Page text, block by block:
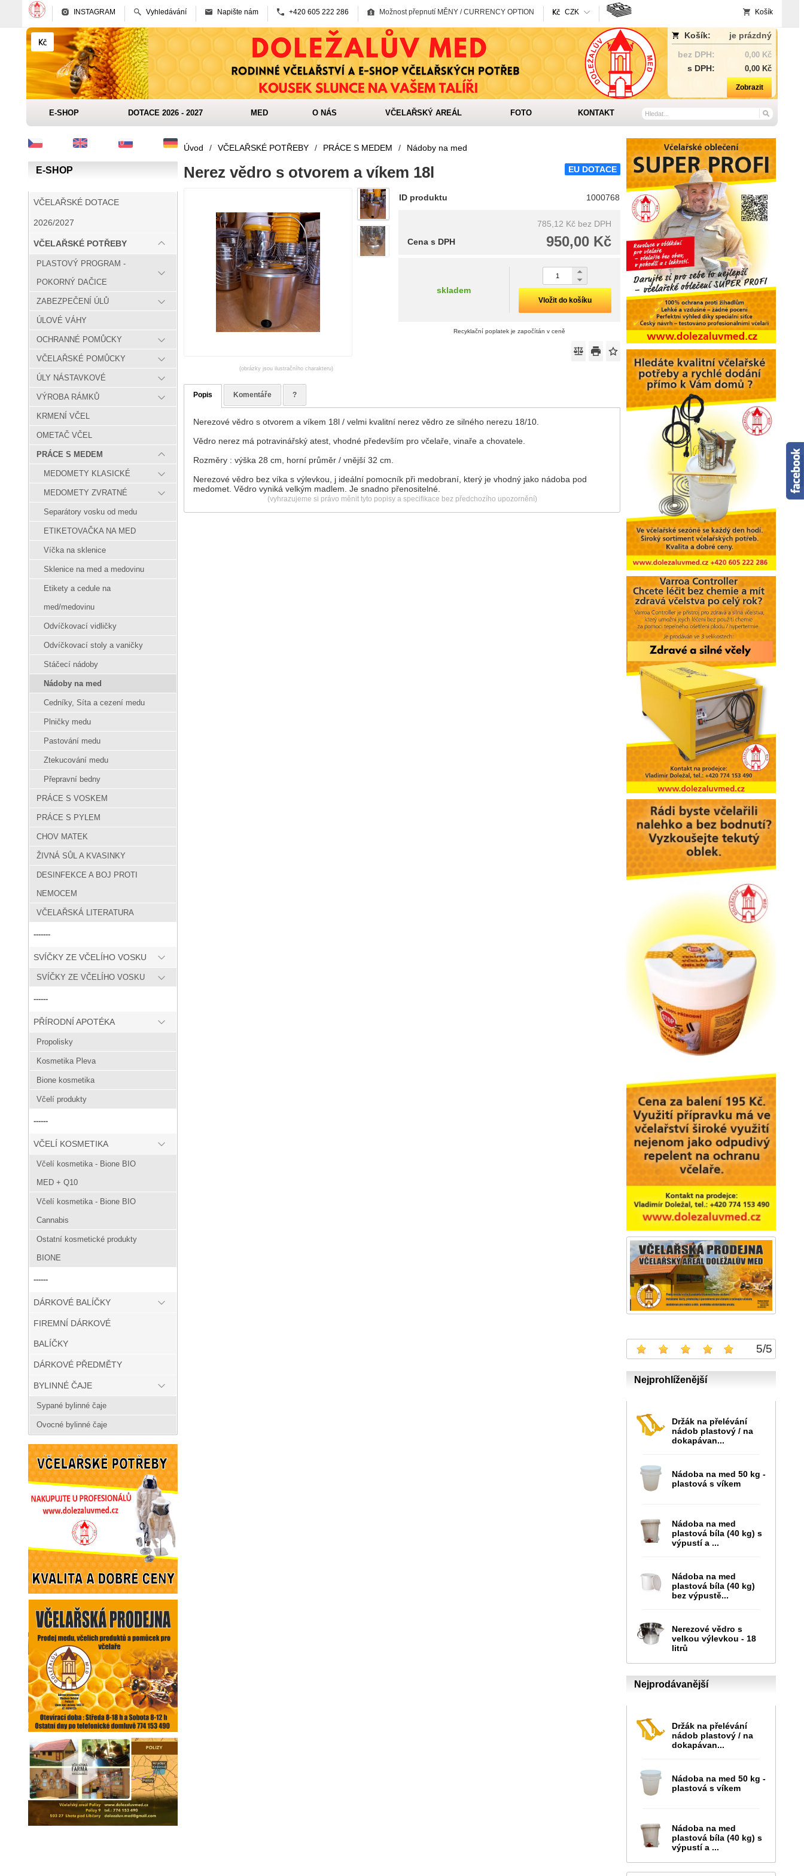
INSTAGRAM Vyhledávání Napište nám +420 605 222 286 Možnost přepnutí MĚNY / CURRENCY OPTION CZK Košík
Košík:
je prázdný
bez DPH:
0,00 Kč
s DPH: 0,00 Kč
Zobrazit
E-SHOP DOTACE 2026 - 2027 MED O NÁS VČELAŘSKÝ AREÁL FOTO KONTAKT
E-SHOP
VČELAŘSKÉ DOTACE
2026/2027
VČELAŘSKÉ POTŘEBY
PLASTOVÝ PROGRAM -
POKORNÝ DAČICE
ZABEZPEČENÍ ÚLŮ
ÚLOVÉ VÁHY
OCHRANNÉ POMŮCKY
VČELAŘSKÉ POMŮCKY
ÚLY NÁSTAVKOVÉ
VÝROBA RÁMKŮ
KRMENÍ VČEL
OMETAČ VČEL
PRÁCE S MEDEM
MEDOMETY KLASICKÉ
MEDOMETY ZVRATNÉ
Separátory vosku od medu
ETIKETOVAČKA NA MED
Víčka na sklenice
Sklenice na med a medovinu
Etikety a cedule na
med/medovinu
Odvíčkovací vidličky
Odvíčkovací stoly a vaničky
Stáčecí nádoby
Nádoby na med
Cedníky, Síta a cezení medu
Plničky medu
Pastování medu
Ztekucování medu
Přepravní bedny
PRÁCE S VOSKEM
PRÁCE S PYLEM
CHOV MATEK
ŽIVNÁ SŮL A KVASINKY
DESINFEKCE A BOJ PROTI
NEMOCEM
VČELAŘSKÁ LITERATURA
-------
SVÍČKY ZE VČELÍHO VOSKU
SVÍČKY ZE VČELÍHO VOSKU
------
PŘÍRODNÍ APOTÉKA
Propolisky
Kosmetika Pleva
Bione kosmetika
Včelí produkty
------
VČELÍ KOSMETIKA
Včelí kosmetika - Bione BIO
MED + Q10
Včelí kosmetika - Bione BIO
Cannabis
Ostatní kosmetické produkty
BIONE
------
DÁRKOVÉ BALÍČKY
FIREMNÍ DÁRKOVÉ
BALÍČKY
DÁRKOVÉ PŘEDMĚTY
BYLINNÉ ČAJE
Sypané bylinné čaje
Ovocné bylinné čaje
5/5
Nejprohlíženější
Držák na přelévání
nádob plastový / na
dokapávan...
Nádoba na med 50 kg -
plastová s víkem
Nádoba na med
plastová bíla (40 kg) s
výpustí a ...
Nádoba na med
plastová bíla (40 kg)
bez výpustě...
Nerezové vědro s
velkou výlevkou - 18
litrů
Nejprodávanější
Držák na přelévání
nádob plastový / na
dokapávan...
Nádoba na med 50 kg -
plastová s víkem
Nádoba na med
plastová bíla (40 kg) s
výpustí a ...
Úvod / VČELAŘSKÉ POTŘEBY / PRÁCE S MEDEM / Nádoby na med
EU DOTACE
Nerez vědro s otvorem a víkem 18l
(obrázky jsou ilustračního charakteru)
ID produktu 1000768
785,12 Kč bez DPH
950,00 Kč
Cena s DPH
skladem
Vložit do košíku
Recyklační poplatek je započítán v ceně
Popis Komentáře ?
Nerezové vědro s otvorem a víkem 18l / velmi kvalitní nerez vědro ze silného nerezu 18/10.
Vědro nerez má potravinářský atest, vhodné především pro včelaře, vinaře a chovatele.
Rozměry : výška 28 cm, horní průměr / vnější 32 cm.
Nerezové vědro bez víka s výlevkou, j ideální pomocník při medobraní, který je vhodný jako nádoba pod
medomet. Vědro vyniká velkým madlem. Je snadno přenositelné.
(vyhrazujeme si právo měnit tyto popisy a specifikace bez předchozího upozornění)